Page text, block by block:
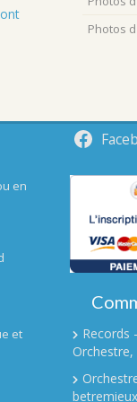
Photos
en
et
Records